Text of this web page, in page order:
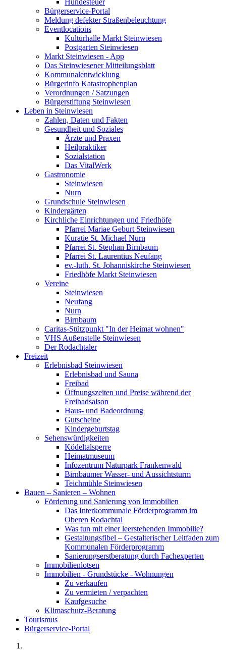
Hundesteuer
Bürgerservice-Portal
Meldung defekter Straßenbeleuchtung
Eventlocations
Kulturhalle Markt Steinwiesen
Postgarten Steinwiesen
Markt Steinwiesen - App
Das Steinwiesener Mitteilungsblatt
Kommunalentwicklung
Bürgerinfo Katastrophenplan
Verordnungen / Satzungen
Bürgerstiftung Steinwiesen
Leben in Steinwiesen
Zahlen, Daten und Fakten
Gesundheit und Soziales
Ärzte und Praxen
Heilpraktiker
Sozialstation
Das VitalWerk
Gastronomie
Steinwiesen
Nurn
Grundschule Steinwiesen
Kindergärten
Kirchliche Einrichtungen und Friedhöfe
Pfarrei Mariae Geburt Steinwiesen
Kuratie St. Michael Nurn
Pfarrei St. Stephan Birnbaum
Pfarrei St. Laurentius Neufang
ev.-luth. St. Johanniskirche Steinwiesen
Friedhöfe Markt Steinwiesen
Vereine
Steinwiesen
Neufang
Nurn
Birnbaum
Caritas-Stützpunkt "In der Heimat wohnen"
VHS Außenstelle Steinwiesen
Der Rodachtaler
Freizeit
Erlebnisbad Steinwiesen
Erlebnisbad und Sauna
Freibad
Öffnungszeiten und Preise während der
Freibadsaison
Haus- und Badeordnung
Gutscheine
Kindergeburtstag
Sehenswürdigkeiten
Ködeltalsperre
Heimatmuseum
Infozentrum Naturpark Frankenwald
Birnbaumer Wasser- und Aussichtsturm
Teichmühle Steinwiesen
Bauen – Sanieren – Wohnen
Förderung und Sanierung von Immobilien
Das Interkommunale Förderprogramm im
Oberen Rodachtal
Was tun mit einer leerstehenden Immobilie?
Gestaltungsfibel – Gestalterischer Leitfaden zum
Kommunalen Förderprogramm
Sanierungserstberatung durch Fachexperten
Immobilienlotsen
Immobilien - Grundstücke - Wohnungen
Zu verkaufen
Zu vermieten / verpachten
Kaufgesuche
Klimaschutz-Beratung
Tourismus
Bürgerservice-Portal